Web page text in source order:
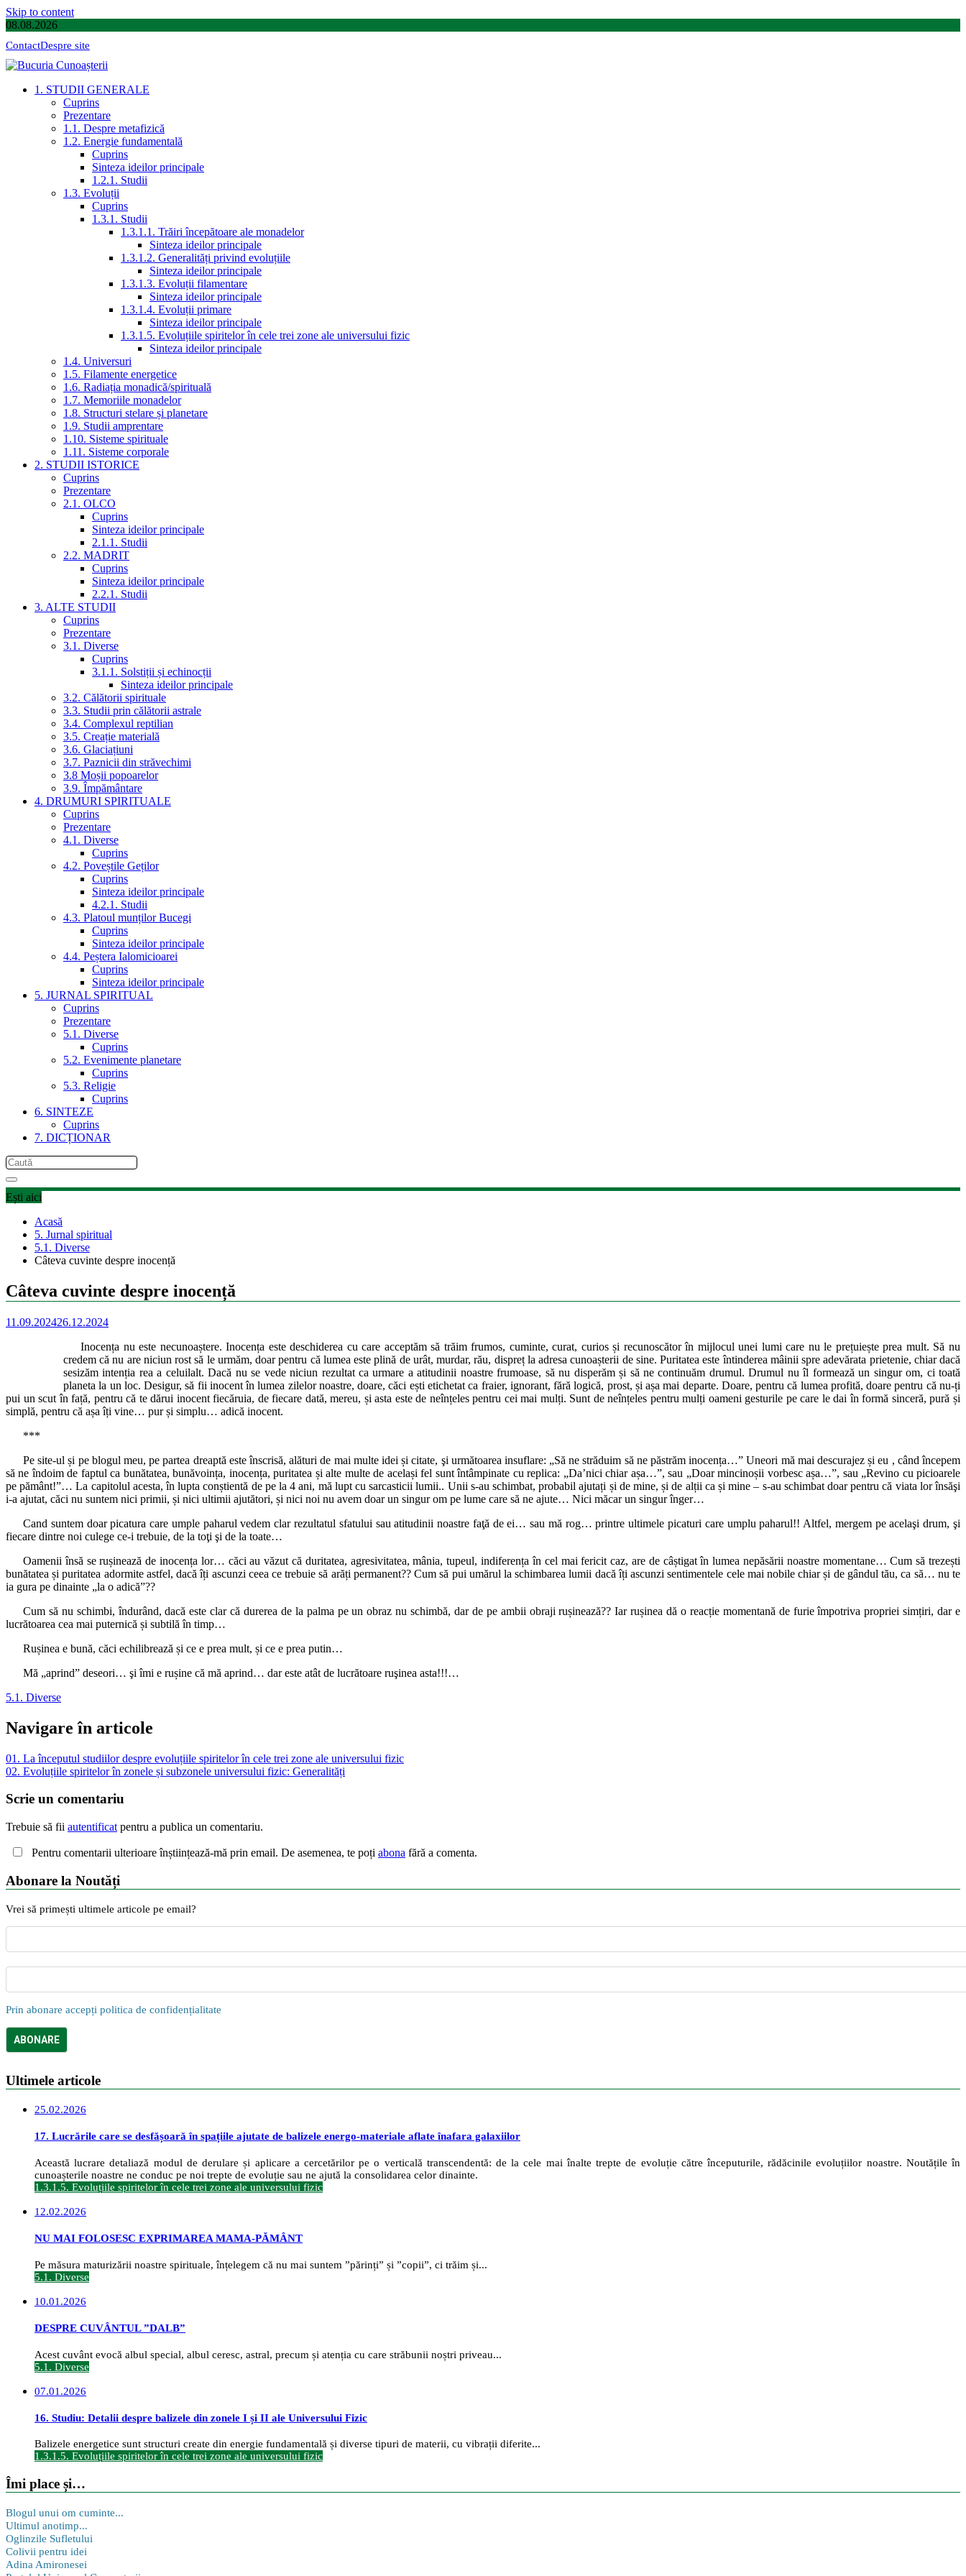
Skip to content
08.08.2026
ContactDespre site
1. STUDII GENERALE
Cuprins
Prezentare
1.1. Despre metafizică
1.2. Energie fundamentală
Cuprins
Sinteza ideilor principale
1.2.1. Studii
1.3. Evoluții
Cuprins
1.3.1. Studii
1.3.1.1. Trăiri începătoare ale monadelor
Sinteza ideilor principale
1.3.1.2. Generalități privind evoluțiile
Sinteza ideilor principale
1.3.1.3. Evoluții filamentare
Sinteza ideilor principale
1.3.1.4. Evoluții primare
Sinteza ideilor principale
1.3.1.5. Evoluțiile spiritelor în cele trei zone ale universului fizic
Sinteza ideilor principale
1.4. Universuri
1.5. Filamente energetice
1.6. Radiația monadică/spirituală
1.7. Memoriile monadelor
1.8. Structuri stelare și planetare
1.9. Studii amprentare
1.10. Sisteme spirituale
1.11. Sisteme corporale
2. STUDII ISTORICE
Cuprins
Prezentare
2.1. OLCO
Cuprins
Sinteza ideilor principale
2.1.1. Studii
2.2. MADRIT
Cuprins
Sinteza ideilor principale
2.2.1. Studii
3. ALTE STUDII
Cuprins
Prezentare
3.1. Diverse
Cuprins
3.1.1. Solstiții și echinocții
Sinteza ideilor principale
3.2. Călătorii spirituale
3.3. Studii prin călătorii astrale
3.4. Complexul reptilian
3.5. Creație materială
3.6. Glaciațiuni
3.7. Paznicii din străvechimi
3.8 Moșii popoarelor
3.9. Împământare
4. DRUMURI SPIRITUALE
Cuprins
Prezentare
4.1. Diverse
Cuprins
4.2. Poveștile Geților
Cuprins
Sinteza ideilor principale
4.2.1. Studii
4.3. Platoul munților Bucegi
Cuprins
Sinteza ideilor principale
4.4. Peștera Ialomicioarei
Cuprins
Sinteza ideilor principale
5. JURNAL SPIRITUAL
Cuprins
Prezentare
5.1. Diverse
Cuprins
5.2. Evenimente planetare
Cuprins
5.3. Religie
Cuprins
6. SINTEZE
Cuprins
7. DICȚIONAR
Ești aici
Acasă
5. Jurnal spiritual
5.1. Diverse
Câteva cuvinte despre inocență
Câteva cuvinte despre inocență
11.09.202426.12.2024
Inocența nu este necunoaștere. Inocența este deschiderea cu care acceptăm să trăim frumos, cuminte, curat, curios și recunoscător în mijlocul unei lumi care nu le prețuiește prea mult. Să nu
credem că nu are niciun rost să le urmăm, doar pentru că lumea este plină de urât, murdar, rău, dispreț la adresa cunoașterii de sine. Puritatea este întinderea mâinii spre adevărata prietenie, chiar dacă
sesizăm intenția rea a celuilalt. Dacă nu se vede niciun rezultat ca urmare a atitudinii noastre frumoase, să nu disperăm și să ne continuăm drumul. Drumul nu îl formează un singur om, ci toată
planeta la un loc. Desigur, să fii inocent în lumea zilelor noastre, doare, căci ești etichetat ca fraier, ignorant, fără logică, prost, și așa mai departe. Doare, pentru că lumea profită, doare pentru că nu-ți
pui un scut în față, pentru că te dărui inocent fiecăruia, de fiecare dată, mereu, și asta este de neînțeles pentru cei mai mulți. Sunt de neînțeles pentru mulți oameni gesturile pe care le dai în formă sinceră, pură și
simplă, pentru că așa îți vine… pur și simplu… adică inocent.
***
Pe site-ul și pe blogul meu, pe partea dreaptă este înscrisă, alături de mai multe idei și citate, şi următoarea insuflare: „Să ne străduim să ne păstrăm inocența…” Uneori mă mai descurajez și eu , când începem
să ne îndoim de faptul ca bunătatea, bunăvoința, inocența, puritatea și alte multe de același fel sunt întâmpinate cu replica: „Da’nici chiar așa…”, sau „Doar mincinoșii vorbesc așa…”, sau „Revino cu picioarele
pe pământ!”… La capitolul acesta, în lupta conștientă de pe la 4 ani, mă lupt cu sarcasticii lumii.. Unii s-au schimbat, probabil ajutați și de mine, și de alții ca și mine – s-au schimbat doar pentru că viata lor însăşi
i-a ajutat, căci nu suntem nici primii, și nici ultimii ajutători, și nici noi nu avem doar un singur om pe lume care să ne ajute… Nici măcar un singur înger…
Cand suntem doar picatura care umple paharul vedem clar rezultatul sfatului sau atitudinii noastre faţă de ei… sau mă rog… printre ultimele picaturi care umplu paharul!! Altfel, mergem pe acelaşi drum, şi
fiecare dintre noi culege ce-i trebuie, de la toţi şi de la toate…
Oamenii însă se rușinează de inocența lor… căci au văzut că duritatea, agresivitatea, mânia, tupeul, indiferența în cel mai fericit caz, are de câștigat în lumea nepăsării noastre momentane… Cum să trezești
bunătatea și puritatea adormite astfel, dacă îți ascunzi ceea ce trebuie să arăți permanent?? Cum să pui umărul la schimbarea lumii dacă îți ascunzi sentimentele cele mai nobile chiar și de gândul tău, ca să… nu te
ia gura pe dinainte „la o adică”??
Cum să nu schimbi, îndurând, dacă este clar că durerea de la palma pe un obraz nu schimbă, dar de pe ambii obraji rușinează?? Iar rușinea dă o reacție momentană de furie împotriva propriei simțiri, dar e
lucrătoarea cea mai puternică și subtilă în timp…
Rușinea e bună, căci echilibrează și ce e prea mult, și ce e prea putin…
Mă „aprind” deseori… şi îmi e rușine că mă aprind… dar este atât de lucrătoare ruşinea asta!!!…
5.1. Diverse
Navigare în articole
01. La începutul studiilor despre evoluțiile spiritelor în cele trei zone ale universului fizic
02. Evoluțiile spiritelor în zonele și subzonele universului fizic: Generalități
Scrie un comentariu
Trebuie să fii autentificat pentru a publica un comentariu.
Pentru comentarii ulterioare înștiințează-mă prin email. De asemenea, te poți abona fără a comenta.
Abonare la Noutăți
Vrei să primești ultimele articole pe email?
Prin abonare accepți politica de confidențialitate
Ultimele articole
25.02.2026
17. Lucrările care se desfășoară în spațiile ajutate de balizele energo-materiale aflate înafara galaxiilor
Această lucrare detaliază modul de derulare și aplicare a cercetărilor pe o verticală transcendentă: de la cele mai înalte trepte de evoluție către începuturile, rădăcinile evoluțiilor noastre. Noutățile în
cunoașterile noastre ne conduc pe noi trepte de evoluție sau ne ajută la consolidarea celor dinainte.
1.3.1.5. Evoluțiile spiritelor în cele trei zone ale universului fizic
12.02.2026
NU MAI FOLOSESC EXPRIMAREA MAMA-PĂMÂNT
Pe măsura maturizării noastre spirituale, înțelegem că nu mai suntem ”părinți” și ”copii”, ci trăim și...
5.1. Diverse
10.01.2026
DESPRE CUVÂNTUL ”DALB”
Acest cuvânt evocă albul special, albul ceresc, astral, precum și atenția cu care străbunii noștri priveau...
5.1. Diverse
07.01.2026
16. Studiu: Detalii despre balizele din zonele I și II ale Universului Fizic
Balizele energetice sunt structuri create din energie fundamentală și diverse tipuri de materii, cu vibrații diferite...
1.3.1.5. Evoluțiile spiritelor în cele trei zone ale universului fizic
Îmi place și…
Blogul unui om cuminte...
Ultimul anotimp...
Oglinzile Sufletului
Colivii pentru idei
Adina Amironesei